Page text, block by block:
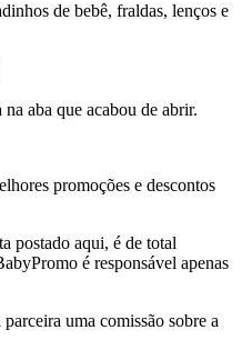
de bebê, fraldas, lenços e
aba que acabou de abrir.
promoções e descontos
postado aqui, é de total
é responsável apenas
uma comissão sobre a